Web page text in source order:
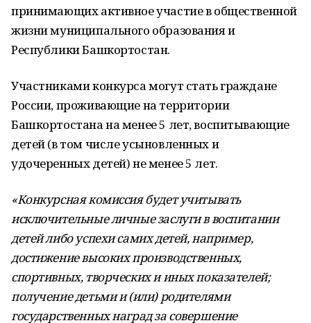
принимающих активное участие в общественной
жизни муниципального образования и
Республики Башкортостан.
Участниками конкурса могут стать граждане
России, проживающие на территории
Башкортостана на менее 5 лет, воспитывающие
детей (в том числе усыновленных и
удочеренных детей) не менее 5 лет.
«Конкурсная комиссия будет учитывать
исключительные личные заслуги в воспитании
детей либо успехи самих детей, например,
достижение высоких производственных,
спортивных, творческих и иных показателей;
получение детьми и (или) родителями
государственных наград за совершение